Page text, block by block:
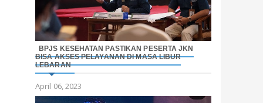
BPJS KESEHATAN PASTIKAN PESERTA JKN
BISA AKSES PELAYANAN DI MASA LIBUR
LEBARAN
April 06, 2023